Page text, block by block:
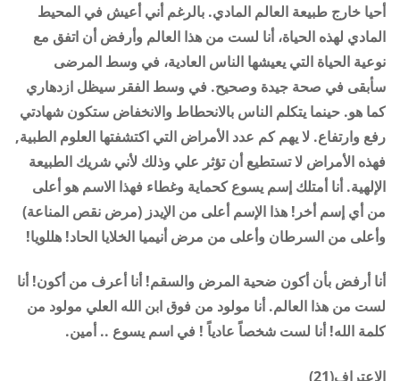
أحيا خارج طبيعة العالم المادي. بالرغم أني أعيش في المحيط
المادي لهذه الحياة، أنا لست من هذا العالم وأرفض أن اتفق مع
نوعية الحياة التي يعيشها الناس العادية، في وسط المرضى
سأبقى في صحة جيدة وصحيح. في وسط الفقر سيظل ازدهاري
كما هو. حينما يتكلم الناس بالانحطاط والانخفاض ستكون شهادتي
رفع وارتفاع. لا يهم كم عدد الأمراض التي اكتشفتها العلوم الطبية,
فهذه الأمراض لا تستطيع أن تؤثر علي وذلك لأني شريك الطبيعة
الإلهية. أنا أمتلك إسم يسوع كحماية وغطاء فهذا الاسم هو أعلى
من أي إسم أخر! هذا الإسم أعلى من الإيدز (مرض نقص المناعة)
وأعلى من السرطان وأعلى من مرض أنيميا الخلايا الحاد! هللويا!
أنا أرفض بأن أكون ضحية المرض والسقم! أنا أعرف من أكون! أنا
لست من هذا العالم. أنا مولود من فوق ابن الله العلي مولود من
كلمة الله! أنا لست شخصاً عادياً ! في اسم يسوع .. أمين.
الإعتراف(21)